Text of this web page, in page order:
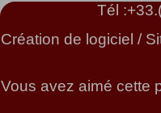
Tél :
Création de logiciel /
Vous avez aimé cette